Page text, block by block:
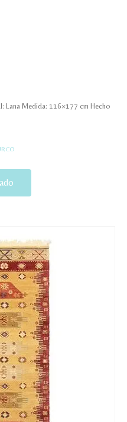
Lana Medida: 116×177 cm Hecho